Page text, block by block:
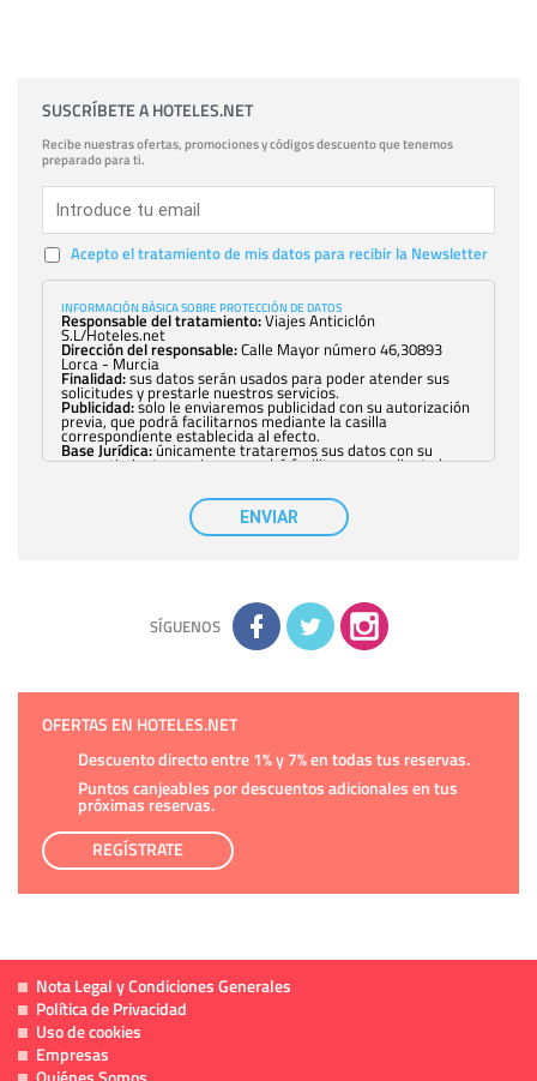
SUSCRÍBETE A HOTELES.NET
Recibe nuestras ofertas, promociones y códigos descuento que tenemos
preparado para ti.
Acepto el tratamiento de mis datos para recibir la Newsletter
INFORMACIÓN BÁSICA SOBRE PROTECCIÓN DE DATOS
Responsable del tratamiento:Viajes Anticiclón
S.L/Hoteles.net
Dirección del responsable:Calle Mayor número 46,30893
Lorca - Murcia
Finalidad:sus datos serán usados para poder atender sus
solicitudes y prestarle nuestros servicios.
Publicidad:solo le enviaremos publicidad con su autorización
previa, que podrá facilitarnos mediante la casilla
correspondiente establecida al efecto.
Base Jurídica:únicamente trataremos sus datos con su
consentimiento previo, que podrá facilitarnos mediante la
con carácter general, sólo el personal de
nuestra entidad que esté debidamente autorizado podrá
tener conocimiento de la información que le pedimos. No se
comunicarán datos a terceros.
adicional y detallada sobre cómo tratamos sus datos en la
política de privacidad
ENVIAR
SÍGUENOS
OFERTAS EN HOTELES.NET
Descuento directo entre 1% y 7% en todas tus reservas.
Puntos canjeables por descuentos adicionales en tus
próximas reservas.
REGÍSTRATE
Nota Legal y Condiciones Generales
Política de Privacidad
Uso de cookies
Empresas